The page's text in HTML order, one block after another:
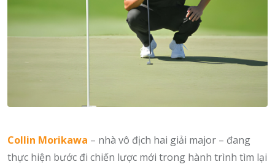
Collin Morikawa – nhà vô địch hai giải major – đang
thực hiện bước đi chiến lược mới trong hành trình tìm lại